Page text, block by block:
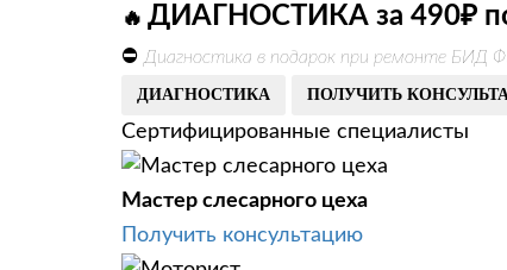
🔥 ДИАГНОСТИКА за 490₽
⛔ Диагностика в подарок при ремонте БИД
ДИАГНОСТИКА ПОЛУЧИТЬ
Сертифицированные специалисты
Мастер слесарного цеха
Получить консультацию